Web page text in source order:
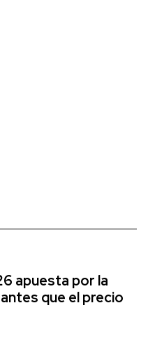
apuesta por la
que el precio